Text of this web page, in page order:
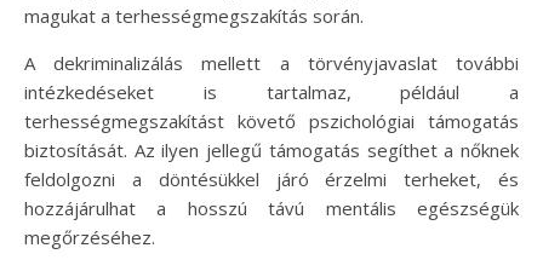
magukat a terhességmegszakítás során.
A dekriminalizálás mellett a törvényjavaslat további
intézkedéseket is tartalmaz, például a
terhességmegszakítást követő pszichológiai támogatás
biztosítását. Az ilyen jellegű támogatás segíthet a nőknek
feldolgozni a döntésükkel járó érzelmi terheket, és
hozzájárulhat a hosszú távú mentális egészségük
megőrzéséhez.